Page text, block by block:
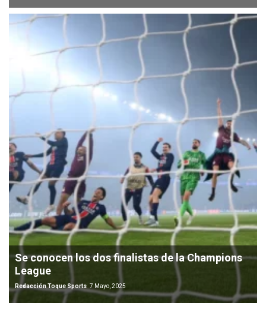
Se conocen los dos finalistas de la Champions
League
Redacción Toque Sports 7 Mayo, 2025